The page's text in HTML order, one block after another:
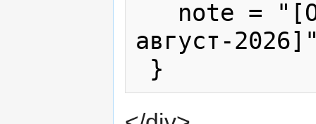
август-